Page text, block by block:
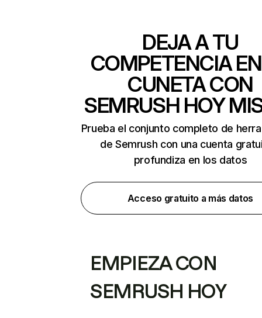
DEJA A TU
COMPETENCIA
CUNETA CON
SEMRUSH HOY
Prueba el conjunto completo de
de Semrush con una cuenta
profundiza en los datos
Acceso gratuito a más datos
EMPIEZA CON
SEMRUSH HOY